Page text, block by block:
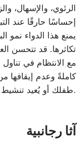
الرئوي، والإسهال،
إحساسًا حارقًا عند
يمنع هذا الدواء نمو
تكاثرها. قد تتحسن
مع الانتظام في
كاملةً وعدم إيقافها
طفلك أو يُعيد تنشيط العدوى.
آثا رجانبية